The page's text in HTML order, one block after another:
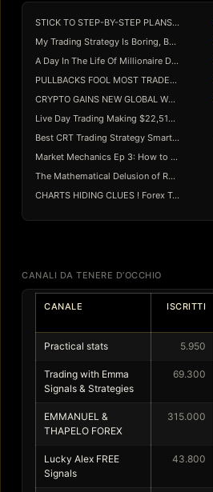
STICK TO STEP-BY-STEP PLANS ! Pocket …
My Trading Strategy Is Boring, But It…
A Day In The Life Of Millionaire Day …
PULLBACKS FOOL MOST TRADERS ! Binary …
CRYPTO GAINS NEW GLOBAL WEIGHT ! Cryp…
Live Day Trading Making $22,512 (HOW …
Best CRT Trading Strategy Smart Money…
Market Mechanics Ep 3: How to Trade F…
The Mathematical Delusion of Retail T…
CHARTS HIDING CLUES ! Forex Trading S…
CANALI DA TENERE D’OCCHIO
CANALE ISCRITTI
Practical stats 5.950
Trading with Emma
Signals & Strategies
69.300
EMMANUEL &
THAPELO FOREX
315.000
Lucky Alex FREE
Signals
43.800